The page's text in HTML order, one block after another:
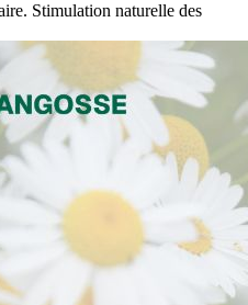
Stimulation naturelle des